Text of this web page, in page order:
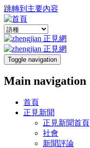
跳轉到主要內容
Toggle navigation
Main navigation
首頁
正見新聞
正見新聞首頁
社會
新聞評論